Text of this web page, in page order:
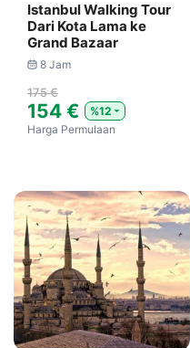
Istanbul Walking Tour
Dari Kota Lama ke
Grand Bazaar
8 Jam
175 €
154 €
%12
Harga Permulaan